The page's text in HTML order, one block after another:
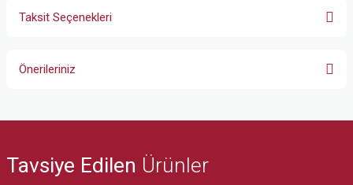
Taksit Seçenekleri
Önerileriniz
Görüş ve önerileriniz için teşekkür ederiz.
Tavsiye Edilen Ürünler